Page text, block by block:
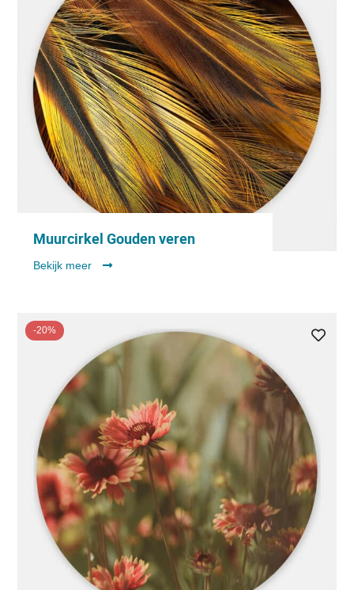
Muurcirkel Gouden veren
Bekijk meer
-20%